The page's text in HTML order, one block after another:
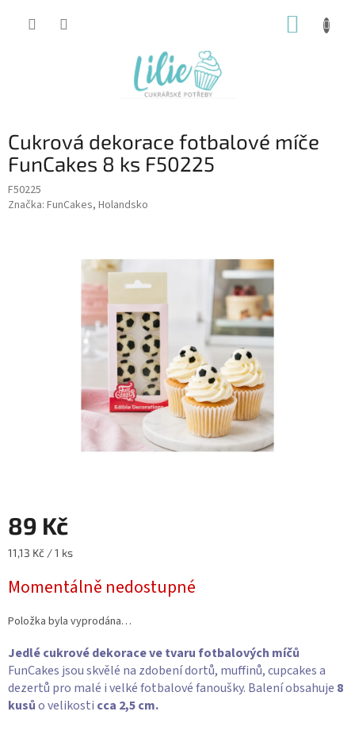
Cukrová dekorace fotbalové míče
FunCakes 8 ks F50225
F50225
Značka: FunCakes, Holandsko
89 Kč
Měrná
11,13 Kč / 1 ks
Momentálně nedostupné
Položka byla vyprodána…
Jedlé cukrové dekorace ve tvaru fotbalových míčů
FunCakes jsou skvělé na zdobení dortů, muffinů, cupcakes a
dezertů pro malé i velké fotbalové fanoušky. Balení obsahuje 8
kusůo velikosti cca 2,5 cm.